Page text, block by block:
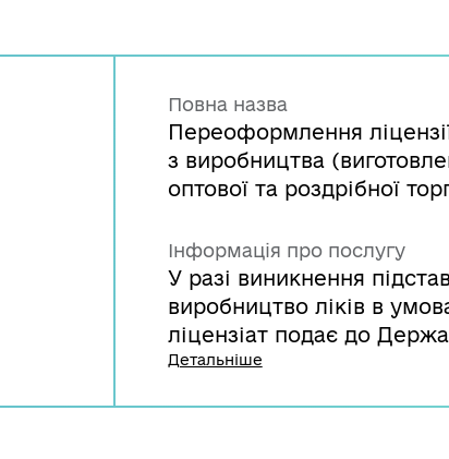
Повна назва
Переоформлення
з виробництва
оптової та роздрібної
Інформація про послугу
У разі виникнення
виробництво ліків в
ліцензіат подає до
та контролю за
Детальніше